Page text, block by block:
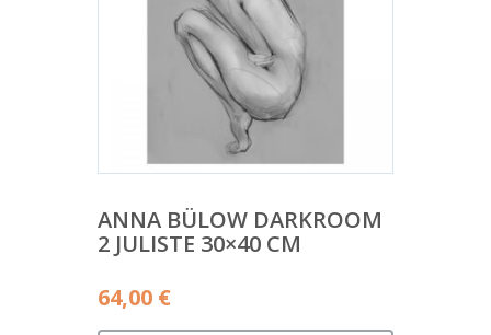
ANNA BÜLOW DARKROOM
2 JULISTE 30×40 CM
64,00 €